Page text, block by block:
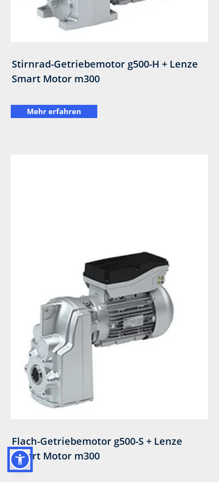
Stirnrad-Getriebemotor ​g500-H + Lenze
Smart Motor m300
Mehr erfahren
Flach-Getriebemotor​ g500-S + Lenze
Smart Motor m300